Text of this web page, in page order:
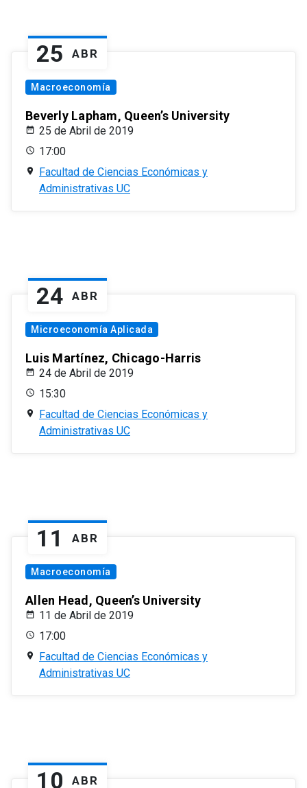
25 ABR
Macroeconomía
Beverly Lapham, Queen’s University
25 de Abril de 2019
17:00
Facultad de Ciencias Económicas y
Administrativas UC
24 ABR
Microeconomía Aplicada
Luis Martínez, Chicago-Harris
24 de Abril de 2019
15:30
Facultad de Ciencias Económicas y
Administrativas UC
11 ABR
Macroeconomía
Allen Head, Queen’s University
11 de Abril de 2019
17:00
Facultad de Ciencias Económicas y
Administrativas UC
10 ABR